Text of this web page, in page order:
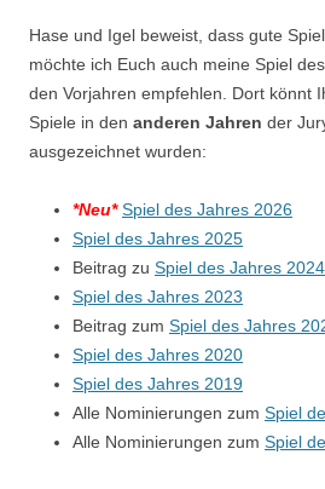
Hase und Igel beweist, dass gute
möchte ich Euch auch meine Spiel
den Vorjahren empfehlen. Dort könnt
Spiele in den anderen Jahren der
ausgezeichnet wurden:
*Neu* Spiel des Jahres 2026
Spiel des Jahres 2025
Beitrag zu Spiel des Jahres 2024
Spiel des Jahres 2023
Beitrag zum Spiel des Jahres
Spiel des Jahres 2020
Spiel des Jahres 2019
Alle Nominierungen zum Spiel
Alle Nominierungen zum Spiel